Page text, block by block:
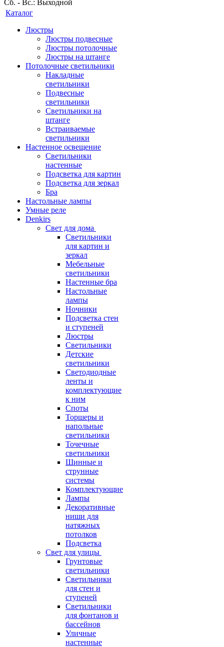
Сб. - Вс.: Выходной
Каталог
Люстры
Люстры подвесные
Люстры потолочные
Люстры на штанге
Потолочные светильники
Накладные
светильники
Подвесные
светильники
Светильники на
штанге
Встраиваемые
светильники
Настенное освещение
Светильники
настенные
Подсветка для картин
Подсветка для зеркал
Бра
Настольные лампы
Умные реле
Denkirs
Свет для дома
Светильники
для картин и
зеркал
Мебельные
светильники
Настенные бра
Настольные
лампы
Ночники
Подсветка стен
и ступеней
Люстры
Светильники
Детские
светильники
Светодиодные
ленты и
комплектующие
к ним
Споты
Торшеры и
напольные
светильники
Точечные
светильники
Шинные и
струнные
системы
Комплектующие
Лампы
Декоративные
ниши для
натяжных
потолков
Подсветка
Свет для улицы
Грунтовые
светильники
Светильники
для стен и
ступеней
Светильники
для фонтанов и
бассейнов
Уличные
настенные